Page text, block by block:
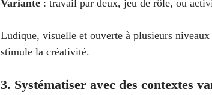
Variante : travail par deux, jeu de rôle, ou
Ludique, visuelle et ouverte à plusieurs
stimule la créativité.
3. Systématiser avec des contextes